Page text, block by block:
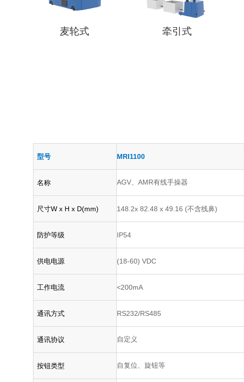
麦轮式 牵引式
型号 MRI1100
名称 AGV、AMR有线手操器
尺寸W x H x D(mm) 148.2x 82.48 x 49.16 (不含线鼻)
防护等级 IP54
供电电源 (18-60) VDC
工作电流 <200mA
通讯方式 RS232/RS485
通讯协议 自定义
按钮类型 自复位、旋钮等